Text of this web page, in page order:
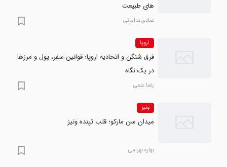
های طبیعت
صادق نداماتی
اروپا
فرق شنگن و اتحادیه اروپا؛ قوانین سفر، پول و مرزها
در یک نگاه
رضا علمی
ونیز
میدان سن مارکو؛ قلب تپنده ونیز
بهاره بهرامی